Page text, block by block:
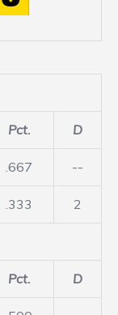
Pct. D
.667 --
.333 2
Pct. D